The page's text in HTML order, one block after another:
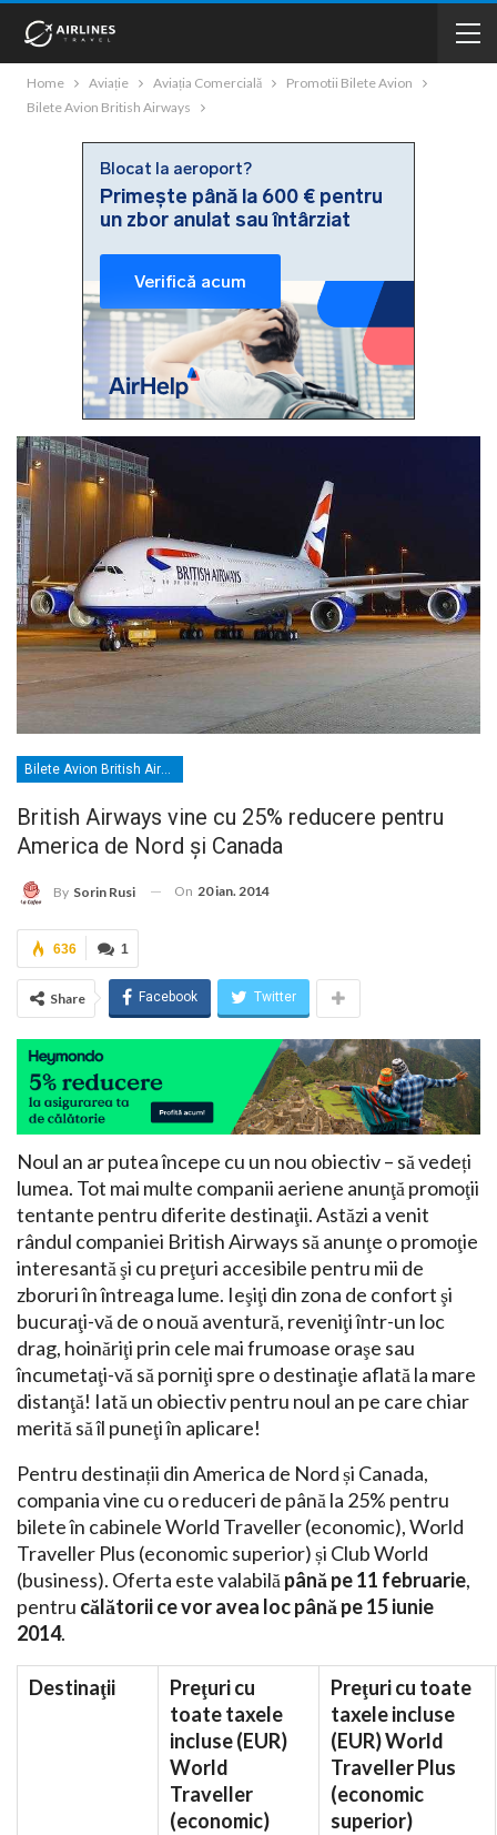
Home Aviație Aviația Comercială
Promotii Bilete Avion
Bilete Avion British Airways
British Airways vine cu 25% reducere pentru
America de Nord și Canada
By Sorin Rusi On 20 ian. 2014
1
636
Share Facebook Twitter
Noul an ar putea începe cu un nou obiectiv – să vedeți
lumea. Tot mai multe companii aeriene anunţă promoţii
tentante pentru diferite destinaţii. Astăzi a venit
rândul companiei British Airways să anunţe o promoţie
interesantă şi cu preţuri accesibile pentru mii de
zboruri în întreaga lume. Ieşiţi din zona de confort şi
bucuraţi-vă de o nouă aventură, reveniţi într-un loc
drag, hoinăriţi prin cele mai frumoase oraşe sau
încumetaţi-vă să porniţi spre o destinaţie aflată la mare
distanţă! Iată un obiectiv pentru noul an pe care chiar
merită să îl puneţi în aplicare!
Pentru destinații din America de Nord și Canada,
compania vine cu o reduceri de până la 25% pentru
bilete în cabinele World Traveller (economic), World
Traveller Plus (economic superior) și Club World
(business). Oferta este valabilă până pe 11 februarie,
pentru călătorii ce vor avea loc până pe 15 iunie
2014.
Destinaţii
Preţuri cu
toate taxele
incluse (EUR)
World
Traveller
(economic)
Preţuri cu toate
taxele incluse
(EUR) World
Traveller Plus
(economic
superior)